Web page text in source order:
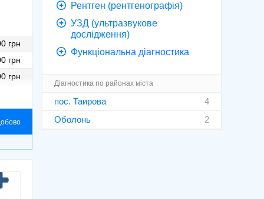
зі
грн
грн
грн
грн
грн
Рентген (рентгенографія)
УЗД (ультразвукове
дослідження)
Функціональна діагностика
Діагностика по районах міста
пос. Таирова
4
Оболонь
2